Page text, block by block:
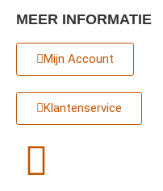
MEER INFORMATIE
Mijn Account
Klantenservice